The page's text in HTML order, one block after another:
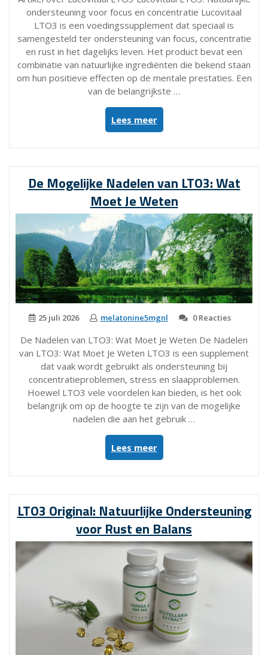
ondersteuning voor focus en concentratie Lucovitaal
LTO3 is een voedingssupplement dat speciaal is
samengesteld ter ondersteuning van focus, concentratie
en rust in het dagelijks leven. Het product bevat een
combinatie van natuurlijke ingrediënten die bekend staan
om hun positieve effecten op de mentale prestaties. Een
van de belangrijkste …
Lees meer“Verbeter
je
focus
LTO3
–
Natuurlijke
ondersteuning
voor
concentratie”
De Mogelijke Nadelen van LTO3: Wat
Moet Je Weten
25 juli 2026 melatonine5mgnl 0 Reacties
De Nadelen van LTO3: Wat Moet Je Weten De Nadelen
van LTO3: Wat Moet Je Weten LTO3 is een supplement
dat vaak wordt gebruikt als ondersteuning bij
concentratieproblemen, stress en slaapproblemen.
Hoewel LTO3 vele voordelen kan bieden, is het ook
belangrijk om op de hoogte te zijn van de mogelijke
nadelen die aan het gebruik …
Lees meer“De
Mogelijke
Nadelen
Wat
Moet
Je
Weten”
LTO3 Original: Natuurlijke Ondersteuning
voor Rust en Balans